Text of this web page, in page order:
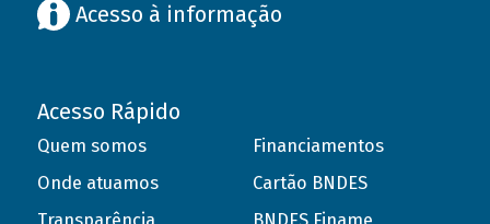
Acesso à informação
Acesso Rápido
Quem somos
Onde atuamos
Financiamentos
Cartão BNDES